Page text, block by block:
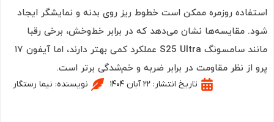
روزمره ممکن است خطوط ریز روی بدنه و نمایشگر ایجاد
مقایسه‌ها نشان می‌دهد که در برابر خط‌وخش، برخی رقبا
مانند سامسونگ S25 Ultra عملکرد کمی بهتر دارند، اما آیفون ۱۷
از نظر مقاومت در برابر ضربه و خم‌شدگی برتر است.
تاریخ انتشار: ۲۲ آبان ۱۴۰۴ نویسنده:نیما رستگار